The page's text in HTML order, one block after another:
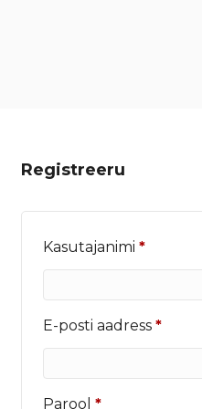
Registreeru
Kasutajanimi*
E-posti aadress*
Parool*Nõutud